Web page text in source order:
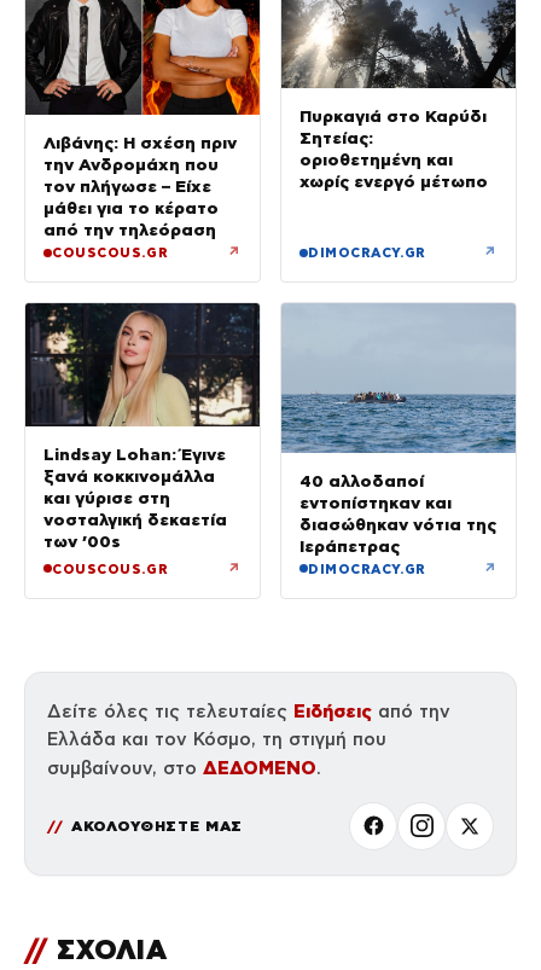
Λιβάνης: Η σχέση πριν
την Ανδρομάχη που
τον πλήγωσε – Είχε
μάθει για το κέρατο
από την τηλεόραση
COUSCOUS.GR ↗
Πυρκαγιά στο Καρύδι
Σητείας:
οριοθετημένη και
χωρίς ενεργό μέτωπο
DIMOCRACY.GR ↗
Lindsay Lohan: Έγινε
ξανά κοκκινομάλλα
και γύρισε στη
νοσταλγική δεκαετία
των ’00s
COUSCOUS.GR ↗
40 αλλοδαποί
εντοπίστηκαν και
διασώθηκαν νότια της
Ιεράπετρας
DIMOCRACY.GR ↗
Δείτε όλες τις τελευταίες Ειδήσεις από την
Ελλάδα και τον Κόσμο, τη στιγμή που
συμβαίνουν, στο ΔΕΔΟΜΕΝΟ.
ΑΚΟΛΟΥΘΗΣΤΕ ΜΑΣ
// ΣΧΟΛΙΑ